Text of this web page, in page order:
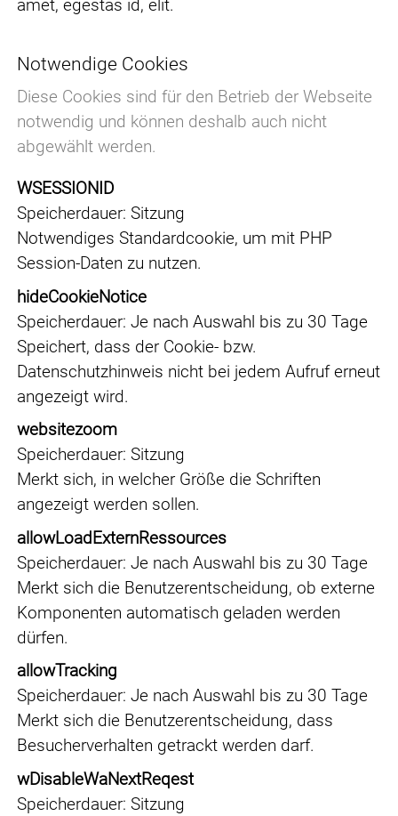
amet, egestas id, elit.
Notwendige Cookies
Diese Cookies sind für den Betrieb der Webseite
notwendig und können deshalb auch nicht
abgewählt werden.
WSESSIONID
Speicherdauer Sitzung
Notwendiges Standardcookie, um mit PHP
Session-Daten zu nutzen.
hideCookieNotice
Speicherdauer Je nach Auswahl bis zu 30 Tage
Speichert, dass der Cookie- bzw.
Datenschutzhinweis nicht bei jedem Aufruf erneut
angezeigt wird.
websitezoom
Speicherdauer Sitzung
Merkt sich, in welcher Größe die Schriften
angezeigt werden sollen.
allowLoadExternRessources
Speicherdauer Je nach Auswahl bis zu 30 Tage
Merkt sich die Benutzerentscheidung, ob externe
Komponenten automatisch geladen werden
dürfen.
allowTracking
Speicherdauer Je nach Auswahl bis zu 30 Tage
Merkt sich die Benutzerentscheidung, dass
Besucherverhalten getrackt werden darf.
wDisableWaNextReqest
Speicherdauer Sitzung